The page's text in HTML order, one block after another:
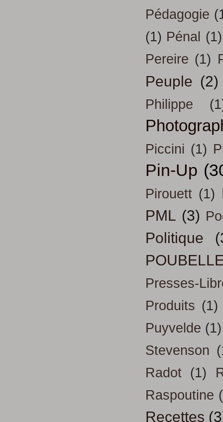
Pédagogie
(1) Pénal (1)
Pereire (1)
Peuple (2)
Philippe
Piccini (1)
Pin-Up
Pirouett (1)
PML (3)
Politique
Presses-
Produits (1)
Puyvelde (1)
Stevenson
Radot (1)
Raspoutine
Recettes